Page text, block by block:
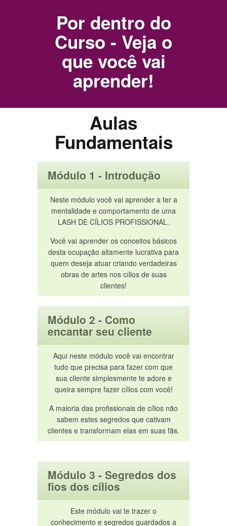
Por dentro do
Curso - Veja o
que você vai
aprender!
Aulas
Fundamentais
Módulo 1 - Introdução
Neste módulo você vai aprender a ter a
mentalidade e comportamento de uma
LASH DE CÍLIOS PROFISSIONAL.
Você vai aprender os conceitos básicos
desta ocupação altamente lucrativa para
quem deseja atuar criando verdadeiras
obras de artes nos cílios de suas
clientes!
Módulo 2 - Como
encantar seu cliente
Aqui neste módulo você vai encontrar
tudo que precisa para fazer com que
sua cliente simplesmente te adore e
queira sempre fazer cílios com você!
A maioria das profissionais de cílios não
sabem estes segredos que cativam
clientes e transformam elas em suas fãs.
Módulo 3 - Segredos dos
fios dos cílios
Este módulo vai te trazer o
conhecimento e segredos guardados a